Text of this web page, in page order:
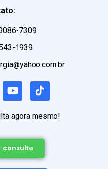
7309
1939
agora mesmo!
consulta